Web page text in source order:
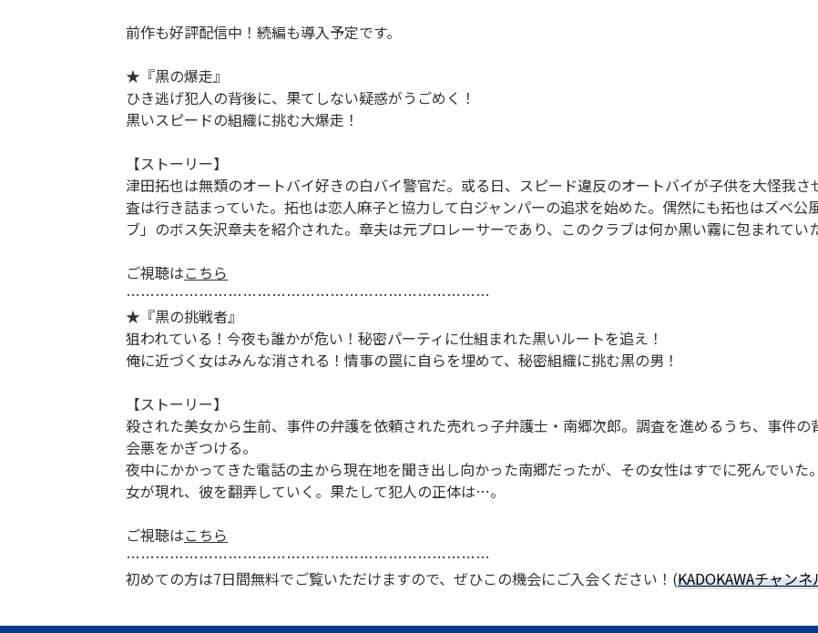
前作も好評配信中！続編も導入予定です。
★『黒の爆走』
ひき逃げ犯人の背後に、果てしない疑惑がうごめく！
黒いスピードの組織に挑む大爆走！
【ストーリー】
津田拓也は無類のオートバイ好きの白バイ警官だ。或る日、スピード違反のオートバイが子供を大怪我
査は行き詰まっていた。拓也は恋人麻子と協力して白ジャンパーの追求を始めた。偶然にも拓也はズべ公
ブ」のボス矢沢章夫を紹介された。章夫は元プロレーサーであり、このクラブは何か黒い霧に包まれてい
ご視聴はこちら
…………………………………………………………………
★『黒の挑戦者』
狙われている！今夜も誰かが危い！秘密パーティに仕組まれた黒いルートを追え！
俺に近づく女はみんな消される！情事の罠に自らを埋めて、秘密組織に挑む黒の男！
【ストーリー】
殺された美女から生前、事件の弁護を依頼された売れっ子弁護士・南郷次郎。調査を進めるうち、事件
会悪をかぎつける。
夜中にかかってきた電話の主から現在地を聞き出し向かった南郷だったが、その女性はすでに死んでい
女が現れ、彼を翻弄していく。果たして犯人の正体は…。
ご視聴はこちら
…………………………………………………………………
初めての方は7日間無料でご覧いただけますので、ぜひこの機会にご入会ください！(KADOKAWAチャン